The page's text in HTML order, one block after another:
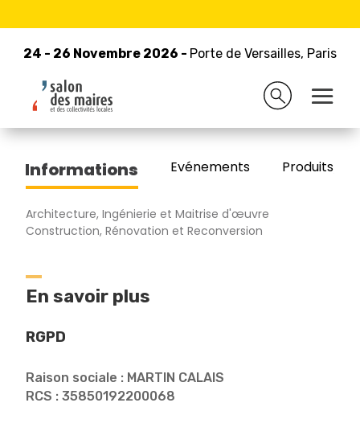
24 - 26 Novembre 2026 - Porte de Versailles, Paris
24 - 26 Novembre 2026 - Porte de Versailles, Paris
Retour à la liste des exposants
MARTIN CALAIS
Informations Evénements Produits/
Architecture, Ingénierie et Maitrise d'œuvre
Construction, Rénovation et Reconversion
En savoir plus
RGPD
Raison sociale : MARTIN CALAIS
RCS : 35850192200068